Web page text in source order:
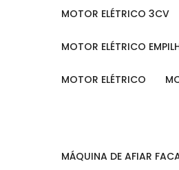
MOTOR ELÉTRICO 3CV
MOTOR ELÉTRICO
MOTOR ELÉTRICO
MÁQUINA DE AFIAR